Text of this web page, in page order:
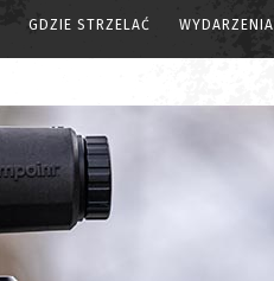
GDZIE STRZELAĆ WYDARZENIA